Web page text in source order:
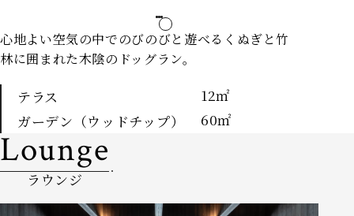
心地よい空気の中でのびのびと遊べる くぬぎと竹
林に囲まれた木陰のドッグラン。
テラス
12㎡
ガーデン（ウッドチップ）
60㎡
Lounge
ラウンジ